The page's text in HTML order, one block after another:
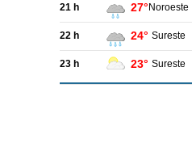
21 h 27° Noroeste
22 h 24° Sureste
23 h 23° Sureste